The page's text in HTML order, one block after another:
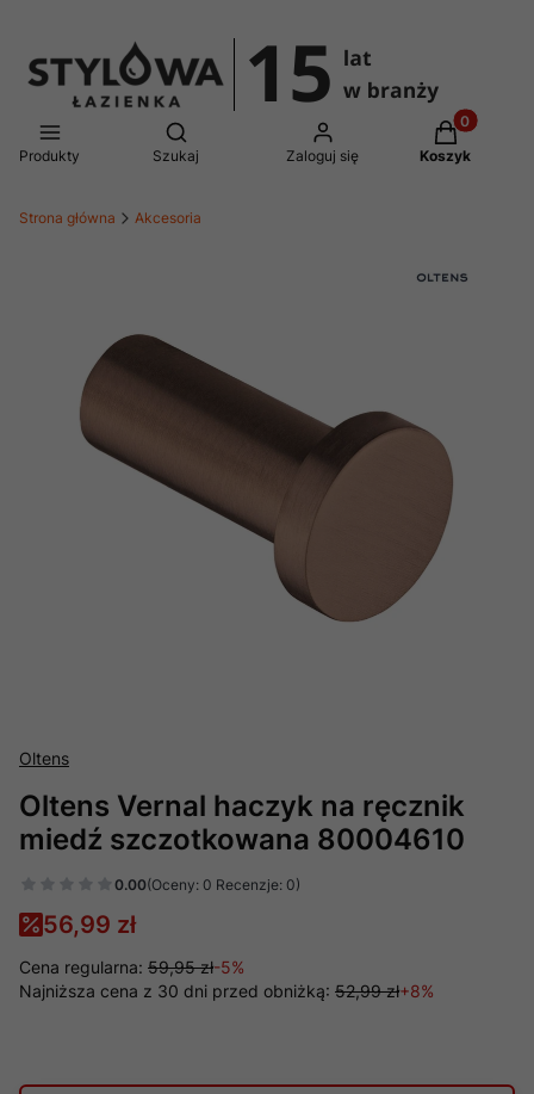
Produkty
Otwórz wyszukiwarkę
Szukaj Zaloguj się
Produkty
Koszyk
Strona główna Akcesoria
Oltens
Oltens Vernal haczyk na ręcznik
miedź szczotkowana 80004610
0.00(Oceny: 0 Recenzje: 0)
56,99 zł
Cena regularna: 59,95 zł-5%
Najniższa cena z 30 dni przed obniżką: 52,99 zł+8%